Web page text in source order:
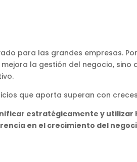
para las grandes empresas.
la gestión del negocio, sino
que aporta superan con
estratégicamente y utilizar
en el crecimiento del